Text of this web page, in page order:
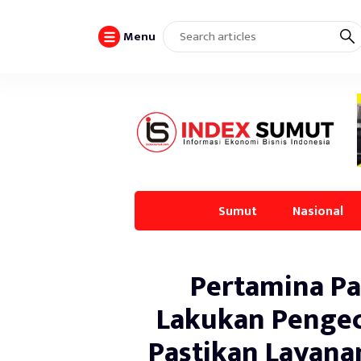
Menu
Sumut Nasional
Pertamina
Lakukan